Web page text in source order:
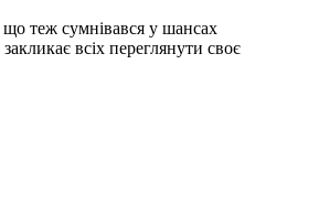
теж сумнівався у шансах
всіх переглянути своє